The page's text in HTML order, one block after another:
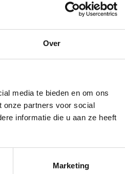
Over
media te bieden en om ons
onze partners voor social
informatie die u aan ze heeft
Marketing